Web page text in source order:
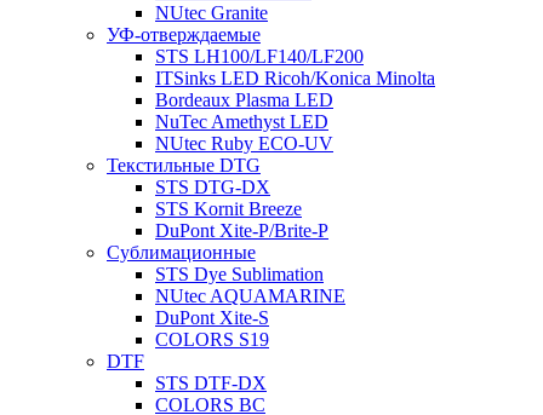
NUtec Granite
УФ-отверждаемые
STS LH100/LF140/LF200
ITSinks LED Ricoh/Konica Minolta
Bordeaux Plasma LED
NuTec Amethyst LED
NUtec Ruby ECO-UV
Текстильные DTG
STS DTG-DX
STS Kornit Breeze
DuPont Xite-P/Brite-P
Сублимационные
STS Dye Sublimation
NUtec AQUAMARINE
DuPont Xite-S
COLORS S19
DTF
STS DTF-DX
COLORS BC